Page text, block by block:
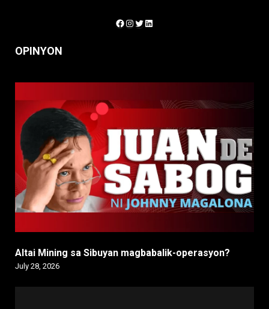
Facebook
Instagram
Twitter
LinkedIn
OPINYON
Altai Mining sa Sibuyan magbabalik-operasyon?
July 28, 2026